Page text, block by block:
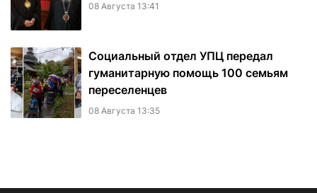
08 Августа 13:41
Социальный отдел УПЦ передал
гуманитарную помощь 100 семьям
переселенцев
08 Августа 13:35